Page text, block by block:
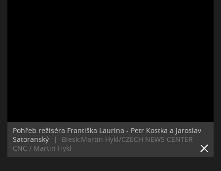
Pohřeb režiséra Františka Laurina - Petr Kostka a Jaroslav
Satoranský
|
Blesk:Martin Hykl/CZECH NEWS CENTER
CNC / Martin Hykl